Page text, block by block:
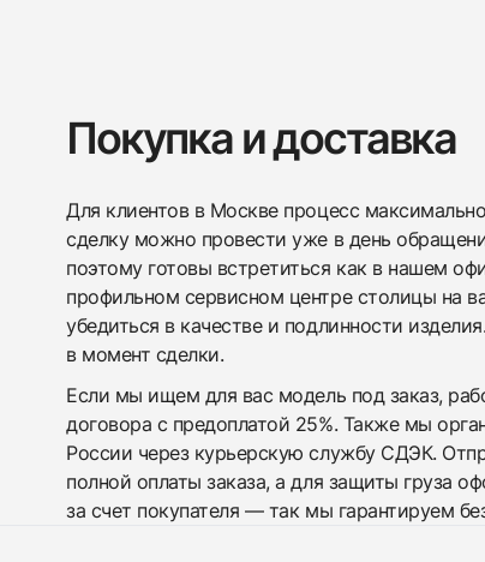
Покупка и доставка
Для клиентов в Москве процесс
сделку можно провести уже в день
поэтому готовы встретиться как в нашем
профильном сервисном центре столицы на
убедиться в качестве и подлинности
в момент сделки.
Если мы ищем для вас модель под заказ,
договора с предоплатой 25%. Также мы
России через курьерскую службу СДЭК.
полной оплаты заказа, а для защиты груза
за счет покупателя — так мы гарантируем